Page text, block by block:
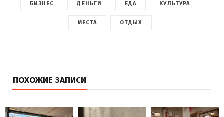
БИЗНЕС ДЕНЬГИ ЕДА КУЛЬТУРА
МЕСТА ОТДЫХ
ПОХОЖИЕ ЗАПИСИ